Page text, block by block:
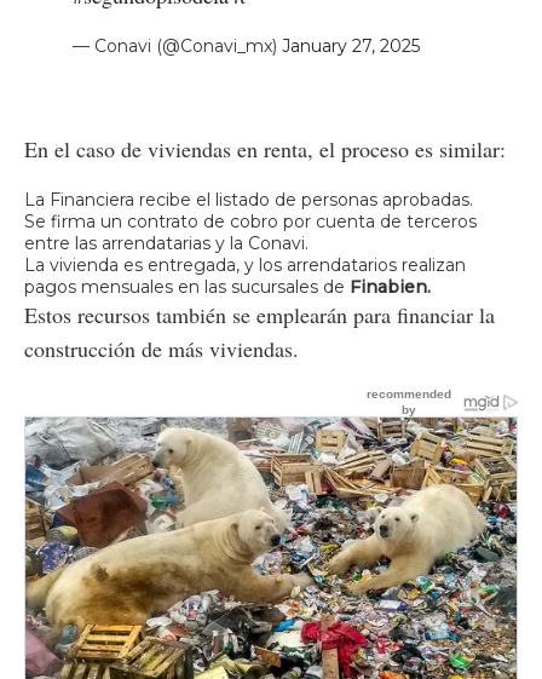
— Conavi (@Conavi_mx) January 27, 2025
En el caso de viviendas en renta, el proceso es similar:
La Financiera recibe el listado de personas aprobadas.
Se firma un contrato de cobro por cuenta de terceros
entre las arrendatarias y la Conavi.
La vivienda es entregada, y los arrendatarios realizan
pagos mensuales en las sucursales de Finabien.
Estos recursos también se emplearán para financiar la
construcción de más viviendas.